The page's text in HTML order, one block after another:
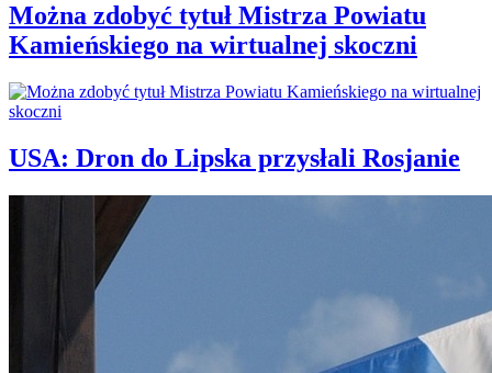
Można zdobyć tytuł Mistrza Powiatu
Kamieńskiego na wirtualnej skoczni
USA: Dron do Lipska przysłali Rosjanie